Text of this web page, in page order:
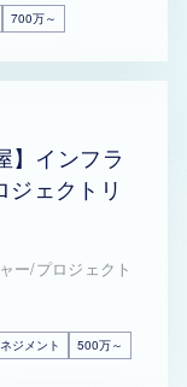
700万～
】インフラ
ジェクトリ
ー/プロジェクト
ジメント 500万～